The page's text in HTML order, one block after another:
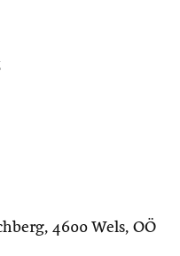
4600 Wels, OÖ